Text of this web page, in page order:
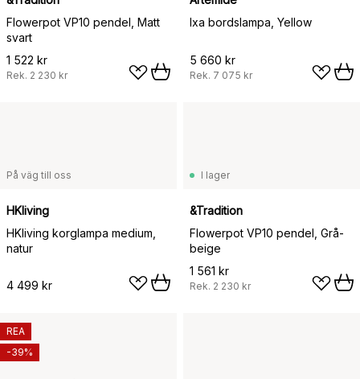
Flowerpot VP10 pendel, Matt
svart
1 522 kr
Rek. 2 230 kr
Ixa bordslampa, Yellow
5 660 kr
Rek. 7 075 kr
På väg till oss
HKliving
HKliving korglampa medium,
natur
4 499 kr
I lager
&Tradition
Flowerpot VP10 pendel, Grå-
beige
1 561 kr
Rek. 2 230 kr
REA
-39%